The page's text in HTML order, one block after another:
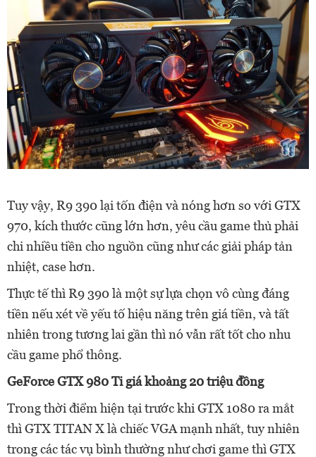
Tuy vậy, R9 390 lại tốn điện và nóng hơn so với GTX
970, kích thước cũng lớn hơn, yêu cầu game thủ phải
chi nhiều tiền cho nguồn cũng như các giải pháp tản
nhiệt, case hơn.
Thực tế thì R9 390 là một sự lựa chọn vô cùng đáng
tiền nếu xét về yếu tố hiệu năng trên giá tiền, và tất
nhiên trong tương lai gần thì nó vẫn rất tốt cho nhu
cầu game phổ thông.
GeForce GTX 980 Ti giá khoảng 20 triệu đồng
Trong thời điểm hiện tại trước khi GTX 1080 ra mắt
thì GTX TITAN X là chiếc VGA mạnh nhất, tuy nhiên
trong các tác vụ bình thường như chơi game thì GTX